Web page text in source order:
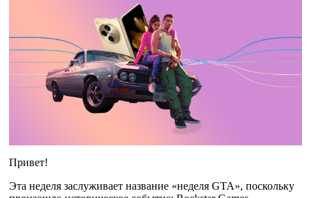
Привет!
Эта неделя заслуживает название «неделя GTA», поскольку